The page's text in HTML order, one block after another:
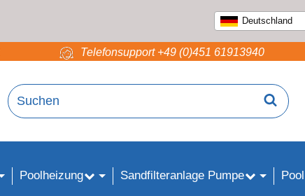
Deutschland
Telefonsupport +49 (0)451 61913940
Poolheizung Sandfilteranlage Pumpe